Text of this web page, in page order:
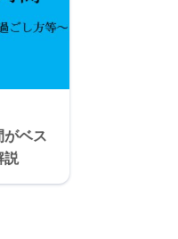
がベス
説